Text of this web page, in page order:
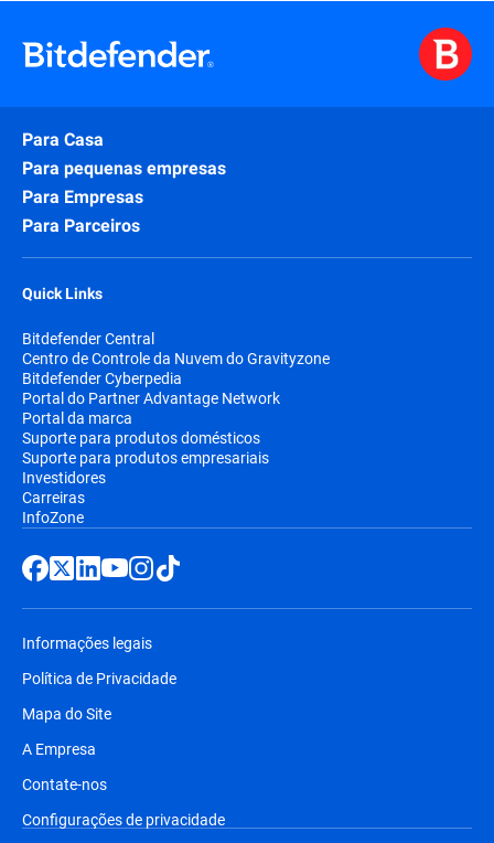
Para Casa
Para pequenas empresas
Para Empresas
Para Parceiros
Quick Links
Bitdefender Central
Centro de Controle da Nuvem do Gravityzone
Bitdefender Cyberpedia
Portal do Partner Advantage Network
Portal da marca
Suporte para produtos domésticos
Suporte para produtos empresariais
Investidores
Carreiras
InfoZone
Informações legais
Política de Privacidade
Mapa do Site
A Empresa
Contate-nos
Configurações de privacidade